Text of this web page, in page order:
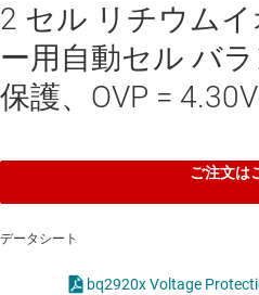
2 セル リチウム
ー用自動セル バ
保護、OVP = 4.30V
ご注文は
データシート
bq2920x Voltage